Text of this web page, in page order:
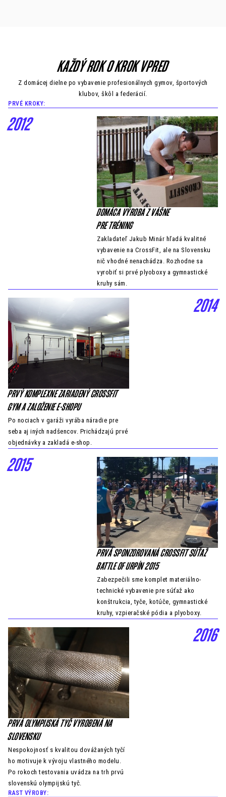
KAŽDÝ ROK O KROK VPRED
Z domácej dielne po vybavenie profesionálnych gymov, športových
klubov, škôl a federácií.
PRVÉ KROKY:
2012
DOMÁCA VÝROBA Z VÁŠNE
PRE TRÉNING
Zakladateľ Jakub Minár hľadá kvalitné
vybavenie na CrossFit, ale na Slovensku
nič vhodné nenachádza. Rozhodne sa
vyrobiť si prvé plyoboxy a gymnastické
kruhy sám.
PRVÝ KOMPLEXNE ZARIADENÝ CROSSFIT
GYM A ZALOŽENIE E-SHOPU
Po nociach v garáži vyrába náradie pre
seba aj iných nadšencov. Prichádzajú prvé
objednávky a zakladá e-shop.
2014
2015
PRVÁ SPONZOROVANÁ CROSSFIT SÚŤAŽ
BATTLE OF URPÍN 2015
Zabezpečili sme komplet materiálno-
technické vybavenie pre súťaž ako
konštrukcia, tyče, kotúče, gymnastické
kruhy, vzpieračské pódia a plyoboxy.
PRVÁ OLYMPIJSKÁ TYČ VYROBENÁ NA
SLOVENSKU
Nespokojnosť s kvalitou dovážaných tyčí
ho motivuje k vývoju vlastného modelu.
Po rokoch testovania uvádza na trh prvú
slovenskú olympijskú tyč.
2016
RAST VÝROBY: